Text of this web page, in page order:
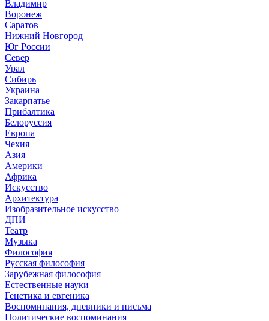
Владимир
Воронеж
Саратов
Нижний Новгород
Юг России
Север
Урал
Сибирь
Украина
Закарпатье
Прибалтика
Белоруссия
Европа
Чехия
Азия
Америки
Африка
Искусство
Архитектура
Изобразительное искусство
ДПИ
Театр
Музыка
Философия
Русская философия
Зарубежная философия
Естественные науки
Генетика и евгеника
Воспоминания, дневники и письма
Политические воспоминания